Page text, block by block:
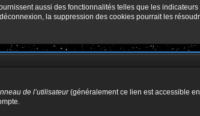
aussi des fonctionnalités telles que les
la suppression des cookies pourrait les
de l’utilisateur(généralement ce lien est accessible